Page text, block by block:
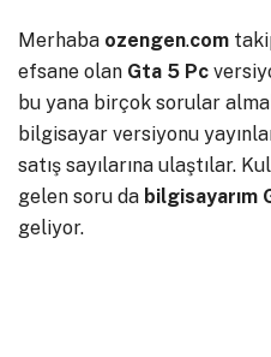
Merhaba ozengen.com
efsane olan Gta 5 Pc
bu yana birçok sorular
bilgisayar versiyonu
satış sayılarına ulaştılar.
gelen soru da bilgisayarım
geliyor.